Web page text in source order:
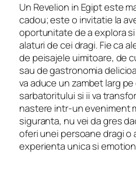
Un Revelion in Egipt este
cadou; este o invitatie la
oportunitate de a explora
alaturi de cei dragi. Fie ca
de peisajele uimitoare, de
sau de gastronomia
va aduce un zambet larg
sarbatoritului si ii va
nastere intr-un eveniment
siguranta, nu vei da gres
oferi unei persoane dragi o
experienta unica si